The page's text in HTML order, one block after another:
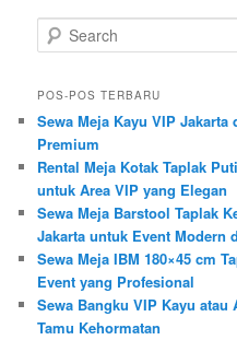
Search
POS-POS TERBARU
Sewa Meja Kayu VIP
Premium
Rental Meja Kotak Taplak
untuk Area VIP yang Elegan
Sewa Meja Barstool Taplak
Jakarta untuk Event Modern
Sewa Meja IBM 180×45 cm
Event yang Profesional
Sewa Bangku VIP Kayu
Tamu Kehormatan